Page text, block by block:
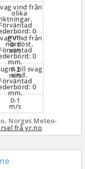
0-1
m/s
1-2
m/s
0-1
m/s
Norges Meteo­
frå yr.no